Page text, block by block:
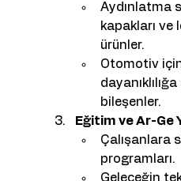
Aydınlatma
kapakları ve
ürünler.
Otomotiv
bileşenler.
Eğitim ve Ar-Ge
Çalışanlara
programları.
Geleceğin